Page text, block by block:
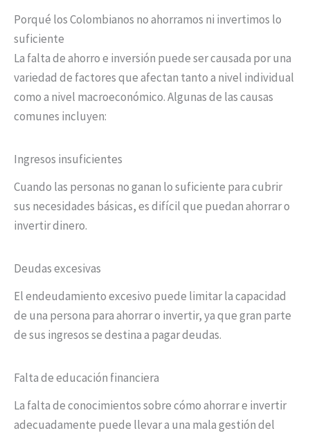
Porqué los Colombianos no ahorramos ni invertimos lo
suficiente
La falta de ahorro e inversión puede ser causada por una
variedad de factores que afectan tanto a nivel individual
como a nivel macroeconómico. Algunas de las causas
comunes incluyen:
Ingresos insuficientes
Cuando las personas no ganan lo suficiente para cubrir
sus necesidades básicas, es difícil que puedan ahorrar o
invertir dinero.
Deudas excesivas
El endeudamiento excesivo puede limitar la capacidad
de una persona para ahorrar o invertir, ya que gran parte
de sus ingresos se destina a pagar deudas.
Falta de educación financiera
La falta de conocimientos sobre cómo ahorrar e invertir
adecuadamente puede llevar a una mala gestión del